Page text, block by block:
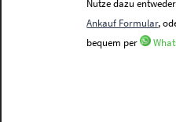
Nutze dazu
Ankauf Formular,
bequem per